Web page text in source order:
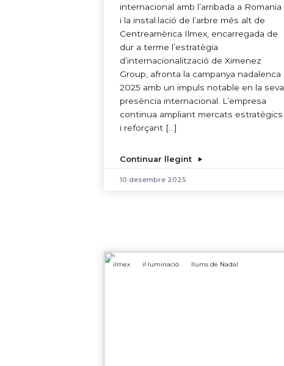
internacional amb l’arribada a Romania
i la instal·lació de l’arbre més alt de
Centreamèrica Ilmex, encarregada de
dur a terme l’estratègia
d’internacionalització de Ximenez
Group, afronta la campanya nadalenca
2025 amb un impuls notable en la seva
presència internacional. L’empresa
continua ampliant mercats estratègics
i reforçant […]
Continuar llegint
10 desembre 2025
ilmex il·luminació llums de Nadal